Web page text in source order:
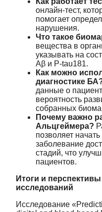
онлайн-тест,
помогает
нарушения.
Что такое
вещества в
указывать на
Aβ и P-tau181.
Как можно
диагностике
данные о
вероятность
собранных
Почему важно
Альцгеймера?
позволяет
заболевание
стадий, что
пациентов.
Итоги и
исследований
Исследование